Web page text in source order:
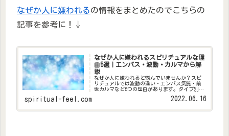
なぜか人に嫌われるの情報をまとめたのでこちらの
記事を参考に！↓
なぜか人に嫌われるスピリチュアルな理
由5選｜エンパス・波動・カルマから解
説
なぜか人に嫌われると悩んでいませんか？スピ
リチュアルでは波動の違い・エンパス気質・前
世カルマなど5つの理由があります。タイプ別の
特徴と、波動を整えて人間関係を改善する実践
spiritual-feel.com 2022.06.16